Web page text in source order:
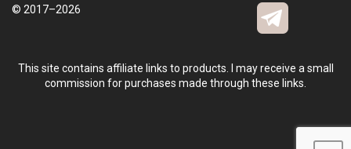
© 2017–2026
This site contains affiliate links to products. I may receive a small
commission for purchases made through these links.